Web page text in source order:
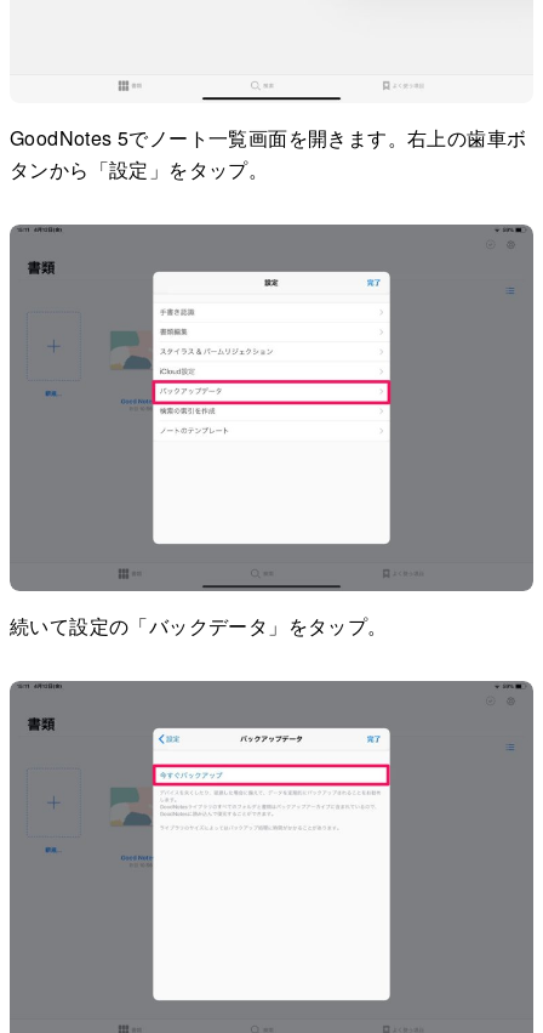
GoodNotes 5でノート一覧画面を開きます。右上の歯車ボ
タンから「設定」をタップ。
続いて設定の「バックデータ」をタップ。